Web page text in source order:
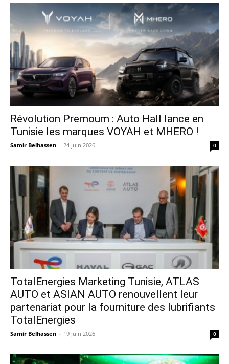
Révolution Premoum : Auto Hall lance en
Tunisie les marques VOYAH et MHERO !
Samir Belhassen - 24 juin 2026 0
TotalEnergies Marketing Tunisie, ATLAS
AUTO et ASIAN AUTO renouvellent leur
partenariat pour la fourniture des lubrifiants
TotalEnergies
Samir Belhassen - 19 juin 2026 0